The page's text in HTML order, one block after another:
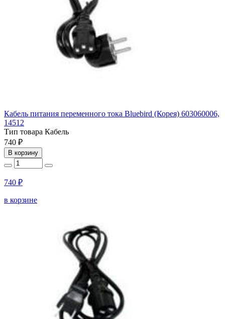
Кабель питания переменного тока Bluebird (Корея) 603060006,
14512
Тип товара Кабель
740 ₽
В корзину
740 ₽
в корзине